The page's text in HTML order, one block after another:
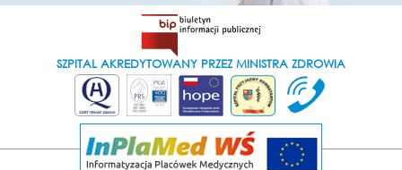
SZPITAL AKREDYTOWANY PRZEZ MINISTRA ZDROWIA